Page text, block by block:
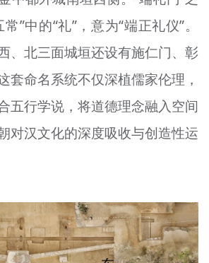
”中的“礼”，意为“端正礼仪”。
、北三面城垣还设有施仁门、彰
套命名系统不仅深植儒家伦理，
五行学说，将道德理念融入空间
对汉文化的深度吸收与创造性运